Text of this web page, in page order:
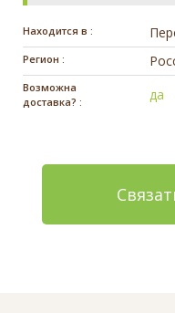
Находится в :
Регион :
Возможна
доставка? :
да